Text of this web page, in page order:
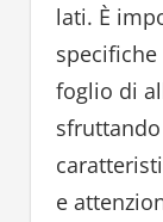
lati. È
foglio di
e